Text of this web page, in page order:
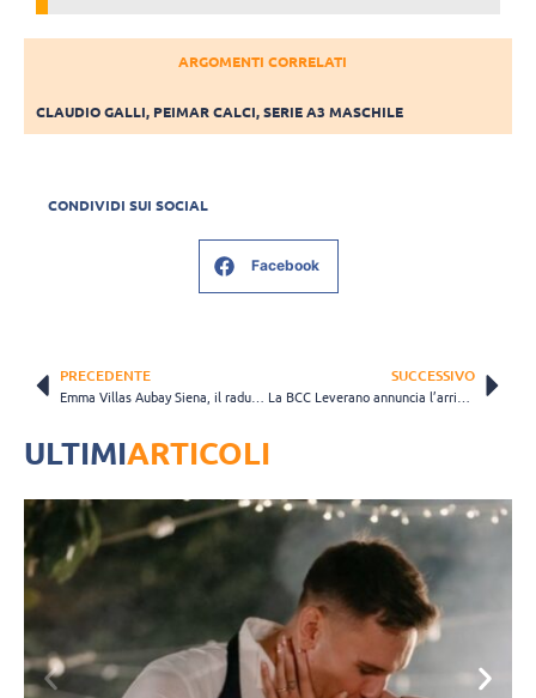
ARGOMENTI CORRELATI
CLAUDIO GALLI, PEIMAR CALCI,SERIE A3 MASCHILE
CONDIVIDI SUI SOCIAL
Facebook
PRECEDENTE SUCCESSIVO
ULTIMIARTICOLI